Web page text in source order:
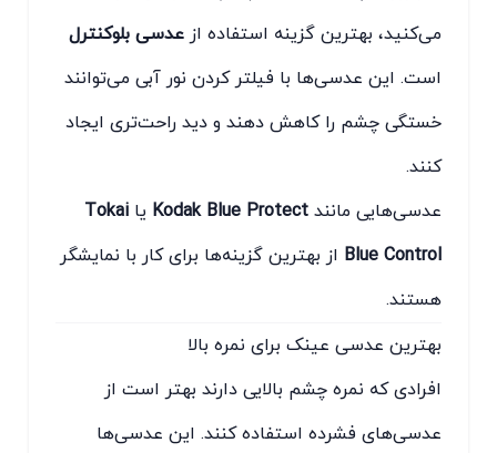
می‌کنید، بهترین گزینه استفاده از عدسی بلوکنترل
است. این عدسی‌ها با فیلتر کردن نور آبی می‌توانند
خستگی چشم را کاهش دهند و دید راحت‌تری ایجاد
کنند.
عدسی‌هایی مانند Kodak Blue Protect یا Tokai
Blue Control از بهترین گزینه‌ها برای کار با نمایشگر
هستند.
بهترین عدسی عینک برای نمره بالا
افرادی که نمره چشم بالایی دارند بهتر است از
عدسی‌های فشرده استفاده کنند. این عدسی‌ها